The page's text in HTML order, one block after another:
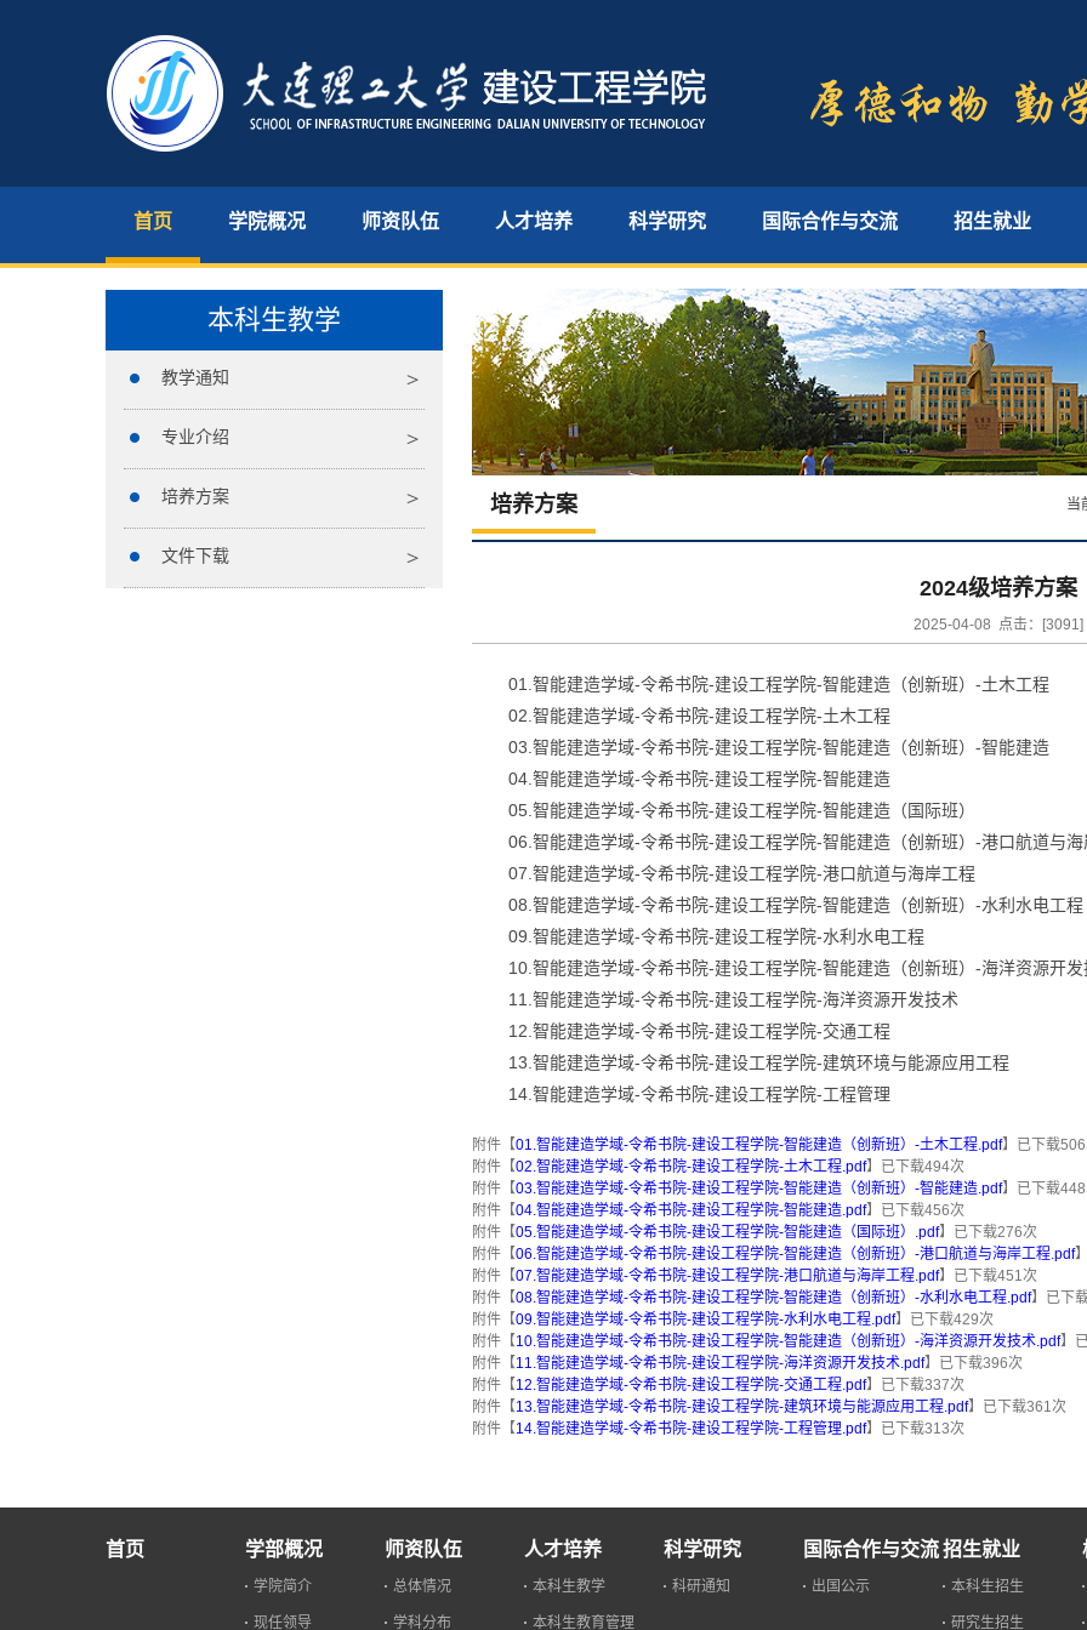
首页 学院概况 师资队伍 人才培养 科学研究 国际合作与交流 招生就业
本科生教学
教学通知
专业介绍
培养方案
文件下载
培养方案 当
2024级培养方案
2025-04-08 点击：[3091]
01.智能建造学域-令希书院-建设工程学院-智能建造（创新班）-土木工程
02.智能建造学域-令希书院-建设工程学院-土木工程
03.智能建造学域-令希书院-建设工程学院-智能建造（创新班）-智能建造
04.智能建造学域-令希书院-建设工程学院-智能建造
05.智能建造学域-令希书院-建设工程学院-智能建造（国际班）
06.智能建造学域-令希书院-建设工程学院-智能建造（创新班）-港口航道与
07.智能建造学域-令希书院-建设工程学院-港口航道与海岸工程
08.智能建造学域-令希书院-建设工程学院-智能建造（创新班）-水利水电工程
09.智能建造学域-令希书院-建设工程学院-水利水电工程
10.智能建造学域-令希书院-建设工程学院-智能建造（创新班）-海洋资源开发
11.智能建造学域-令希书院-建设工程学院-海洋资源开发技术
12.智能建造学域-令希书院-建设工程学院-交通工程
13.智能建造学域-令希书院-建设工程学院-建筑环境与能源应用工程
14.智能建造学域-令希书院-建设工程学院-工程管理
附件【01.智能建造学域-令希书院-建设工程学院-智能建造（创新班）-土木工程.pdf】已下载506
附件【02.智能建造学域-令希书院-建设工程学院-土木工程.pdf】已下载494次
附件【03.智能建造学域-令希书院-建设工程学院-智能建造（创新班）-智能建造.pdf】已下载448
附件【04.智能建造学域-令希书院-建设工程学院-智能建造.pdf】已下载456次
附件【05.智能建造学域-令希书院-建设工程学院-智能建造（国际班）.pdf】已下载276次
附件【06.智能建造学域-令希书院-建设工程学院-智能建造（创新班）-港口航道与海岸工程.pdf
附件【07.智能建造学域-令希书院-建设工程学院-港口航道与海岸工程.pdf】已下载451次
附件【08.智能建造学域-令希书院-建设工程学院-智能建造（创新班）-水利水电工程.pdf】已下
附件【09.智能建造学域-令希书院-建设工程学院-水利水电工程.pdf】已下载429次
附件【10.智能建造学域-令希书院-建设工程学院-智能建造（创新班）-海洋资源开发技术.pdf】
附件【11.智能建造学域-令希书院-建设工程学院-海洋资源开发技术.pdf】已下载396次
附件【12.智能建造学域-令希书院-建设工程学院-交通工程.pdf】已下载337次
附件【13.智能建造学域-令希书院-建设工程学院-建筑环境与能源应用工程.pdf】已下载361次
附件【14.智能建造学域-令希书院-建设工程学院-工程管理.pdf】已下载313次
首页 学部概况
学院简介
现任领导
师资队伍
总体情况
学科分布
人才培养
本科生教学
本科生教育管理
科学研究
科研通知
国际合作与交流
出国公示
招生就业
本科生招生
研究生招生